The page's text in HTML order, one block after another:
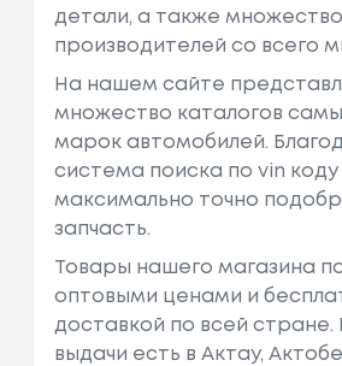
детали, а также
производителей со всего
На нашем сайте
множество каталогов
марок автомобилей.
система поиска по vin коду
максимально точно
запчасть.
Товары нашего магазина
оптовыми ценами и
доставкой по всей стране.
выдачи есть в Актау,